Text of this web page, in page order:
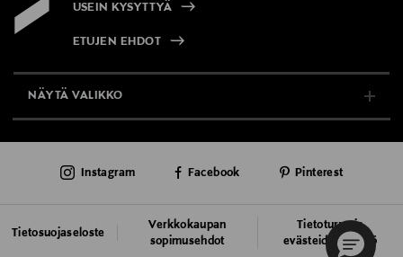
USEIN KYSYTTYÄ
ETUJEN EHDOT
NÄYTÄ VALIKKO
AJANKOHTAISTA
Tietosuojaseloste
Verkkokaupan
sopimusehdot
Tietoturva ja
evästeiden käyttö
Instagram Facebook Pinterest